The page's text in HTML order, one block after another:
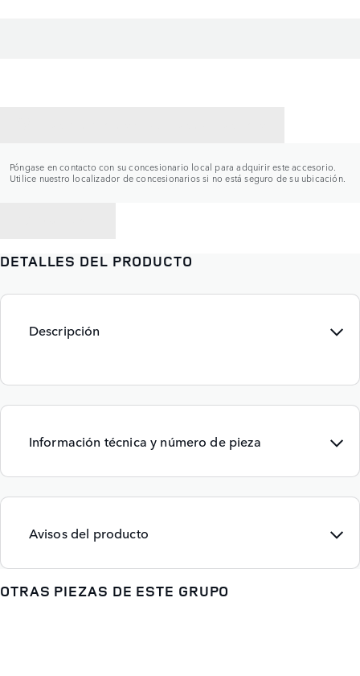
Póngase en contacto con su concesionario local para adquirir este accesorio.
Utilice nuestro localizador de concesionarios si no está seguro de su ubicación.
DETALLES DEL PRODUCTO
Descripción
Información técnica y número de pieza
Avisos del producto
OTRAS PIEZAS DE ESTE GRUPO